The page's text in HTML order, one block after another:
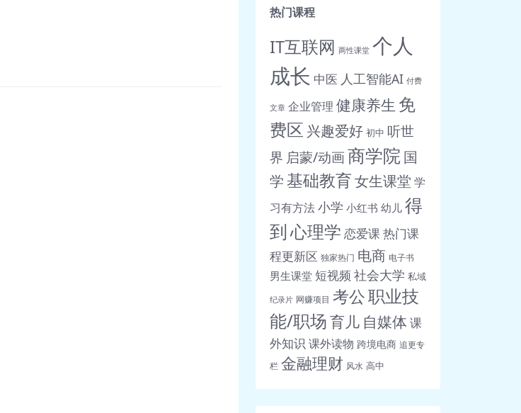
热门课程
IT互联网 两性课堂 个人
成长 中医 人工智能AI 付费
文章 企业管理 健康养生 免
费区 兴趣爱好 初中 听世
界 启蒙/动画商学院国
学 基础教育女生课堂 学
习有方法小学 小红书 幼儿 得
到心理学 恋爱课热门课
程更新区 独家热门 电商 电子书
男生课堂 短视频 社会大学 私域
纪录片 网赚项目 考公职业技
能/职场育儿 自媒体 课
外知识 课外读物 跨境电商 追更专
栏 金融理财 风水 高中